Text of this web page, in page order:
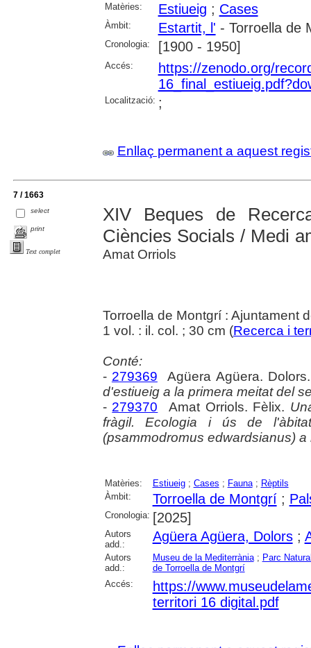
Matèries: Estiueig ; Cases
Àmbit: Estartit, l' - Torroella de
Cronologia: [1900 - 1950]
Accés:
https://zenodo.org/
Localització: ;
Enllaç permanent a aquest
7 / 1663
select
print
Text complet
XIV Beques de
Ciències Socials / Medi
Amat Orriols
Torroella de Montgrí : Ajuntament
1 vol. : il. col. ; 30 cm (Recerca i
Conté:
- 279369 Agüera Agüera.
d'estiueig a la primera meitat del
- 279370 Amat Orriols. Fèlix.
fràgil. Ecologia i ús de
(psammodromus edwardsianus)
Matèries: Estiueig; Cases ; Fauna; Rèptils
Àmbit:
Torroella de Montgrí;
Cronologia: [2025]
Autors
add.:
Agüera Agüera, Dolors;
Autors
add.:
Museu de la Mediterrània; Parc
de Torroella de Montgrí
Accés:
https://
territori 16 digital.pdf